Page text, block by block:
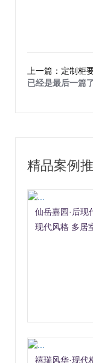
上一篇：定制柜
已经是最后一篇
精品案例
仙岳嘉园·后现
现代风格 多居
禧瑞风华·现代